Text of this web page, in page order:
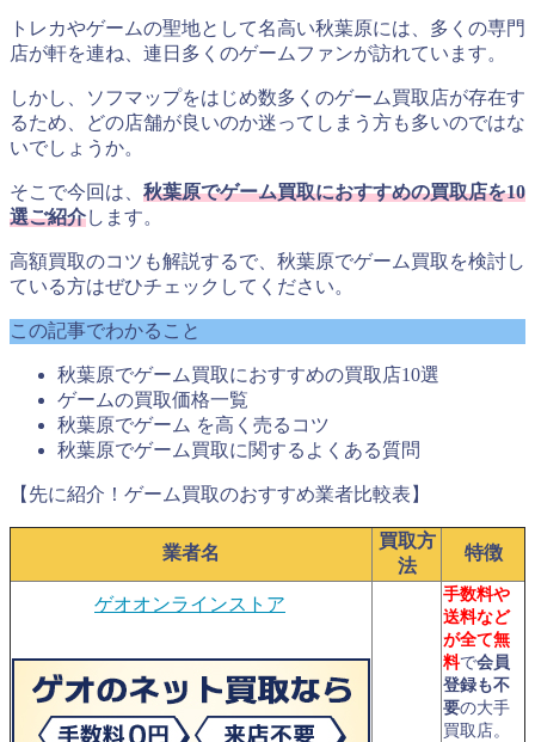
トレカやゲームの聖地として名高い秋葉原には、多くの専門
店が軒を連ね、連日多くのゲームファンが訪れています。
しかし、ソフマップをはじめ数多くのゲーム買取店が存在す
るため、どの店舗が良いのか迷ってしまう方も多いのではな
いでしょうか。
そこで今回は、 秋葉原でゲーム買取におすすめの買取店を10
選ご紹介します。
高額買取のコツも解説するで、秋葉原でゲーム買取を検討し
ている方はぜひチェックしてください。
この記事でわかること
秋葉原でゲーム買取におすすめの買取店10選
ゲームの買取価格一覧
秋葉原でゲーム を高く売るコツ
秋葉原でゲーム買取に関するよくある質問
【先に紹介！ゲーム買取のおすすめ業者比較表】
業者名
買取方
法
特徴
ゲオオンラインストア
手数料や
送料など
が全て無
料で会員
登録も不
要の大手
買取店。